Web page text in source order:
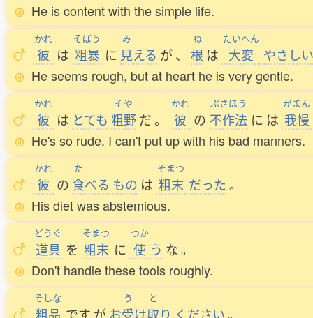
He is content with the simple life.
かれ
彼 は
そぼう
粗暴 に
み
見える が、
ね
根 は
たいへん
大変 やさしい
He seems rough, but at heart he is very gentle.
かれ
彼 は とても
そや
粗野だ。
かれ
彼 の
ぶさほう
不作法 に は
がまん
我慢
He's so rude. I can't put up with his bad manners.
かれ
彼 の
た
食べる もの は
そまつ
粗末 だった。
His diet was abstemious.
どうぐ
道具 を
そまつ
粗末 に
つか
使 う な。
Don't handle these tools roughly.
そしな
粗品 です が お
う
受け
と
取り ください。